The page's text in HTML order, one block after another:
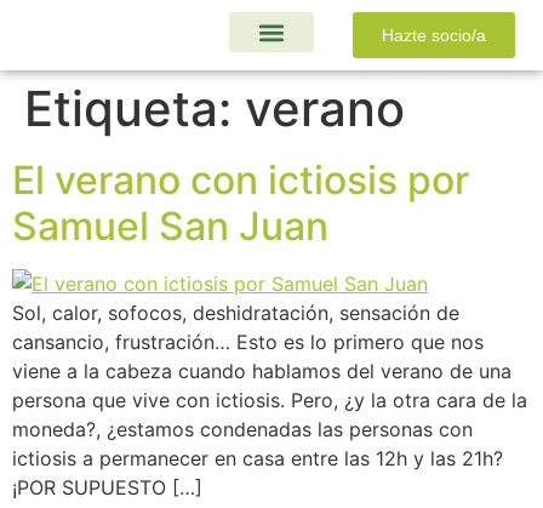
Hazte socio/a
Etiqueta: verano
El verano con ictiosis por
Samuel San Juan
Sol, calor, sofocos, deshidratación, sensación de
cansancio, frustración… Esto es lo primero que nos
viene a la cabeza cuando hablamos del verano de una
persona que vive con ictiosis. Pero, ¿y la otra cara de la
moneda?, ¿estamos condenadas las personas con
ictiosis a permanecer en casa entre las 12h y las 21h?
¡POR SUPUESTO […]